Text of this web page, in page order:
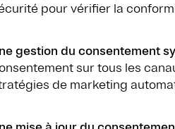
pour vérifier la
gestion du consentement
sur tous les
de marketing